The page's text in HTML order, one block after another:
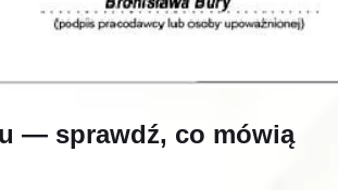
— sprawdź, co mówią